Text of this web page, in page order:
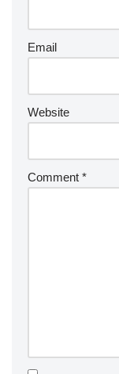
Email
Website
Comment *